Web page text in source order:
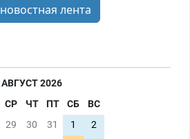
лента
АВГУСТ 2026
СР ЧТ ПТ СБ
ВС
29 30 31 1
2